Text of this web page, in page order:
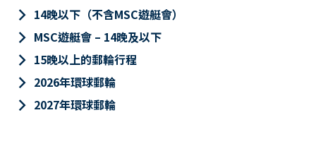
keyboard_arrow_right 14晚以下（不含MSC遊艇會）
keyboard_arrow_right MSC遊艇會 – 14晚及以下
keyboard_arrow_right 15晚以上的郵輪行程
keyboard_arrow_right 2026年環球郵輪
keyboard_arrow_right 2027年環球郵輪